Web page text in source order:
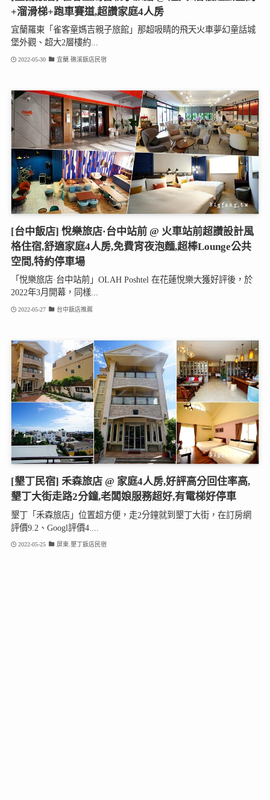
+溜滑梯+跑車賽道,超讚家庭4人房
宜蘭羅東「雀客童媽吉親子旅館」那超吸睛的飛天火車夢幻童話城
堡外觀、超大2層樓約...
2022-05-30 宜蘭.礁溪飯店民宿
[台中飯店] 悅樂旅店·台中站前 @ 火車站前超讚設計風
格住宿,舒適家庭4人房,免費宵夜泡麵,超棒Lounge公共
空間,特約停車場
「悅樂旅店·台中站前」OLAH Poshtel 在花蓮悅樂大獲好評後，於
2022年3月開幕，同樣...
2022-05-27 台中飯店推薦
[墾丁民宿] 禾森旅店 @ 家庭4人房,好評高分回住率高,
墾丁大街走路2分鐘,老闆娘服務超好,有電梯好停車
墾丁「禾森旅店」位置超方便，走2分鐘就到墾丁大街，在訂房網
評價9.2、Googl評價4....
2022-05-25 屏東.墾丁飯店民宿